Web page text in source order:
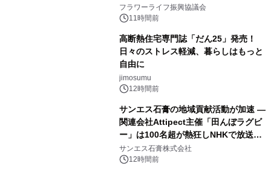
山・射水で開催
フラワーライフ振興協議会
11時間前
高断熱住宅専門誌「だん25」発売！
日々のストレス軽減、暮らしはもっと
自由に
jimosumu
12時間前
サンエス石膏の地域貢献活動が加速 ―
関連会社Attipect主催「田んぼラグビ
ー」は100名超が熱狂しNHKで放送さ
れました。
サンエス石膏株式会社
12時間前